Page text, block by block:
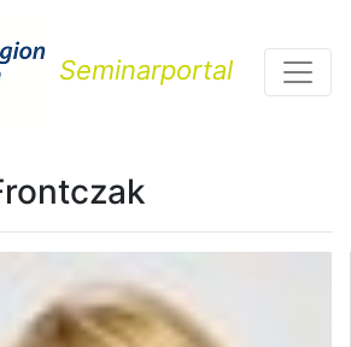
Seminarportal